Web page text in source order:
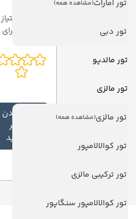
تور امارات(مشاهده همه)
تور دبی
تور مالدیو
تور مالزی
تور مالزی(مشاهده همه)
تور کوالالامپور
تور ترکیبی مالزی
تور کوالالامپور سنگاپور
افزودن
نظر
جدید